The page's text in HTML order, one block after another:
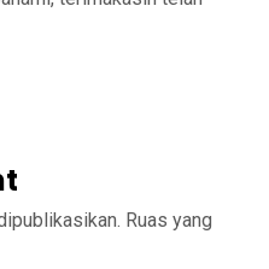
Ruas yang